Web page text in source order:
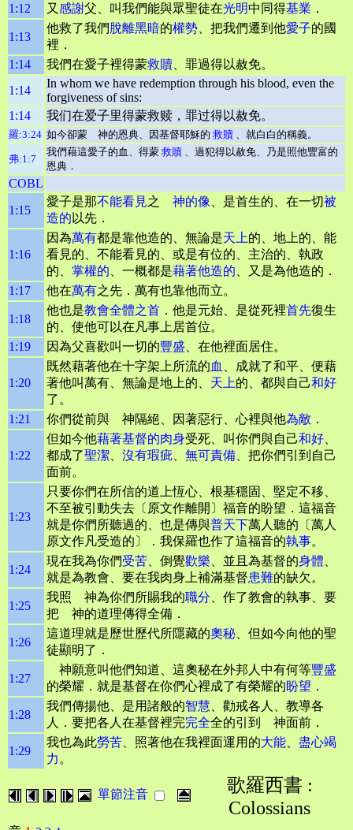
1:12
又 感謝父、叫我們能與眾聖徒在光明中同得基業 ．
1:13
他救了我們脫離黑暗的權勢 、把我們遷到他愛子的國
裡．
1:14
我們在愛子裡得蒙救贖 、罪過得以赦免。
1:14
In whom we have redemption through his blood, even the
forgiveness of sins:
1:14
我们在爱子里得蒙救赎，罪过得以赦免。
羅:3:24 如今卻蒙 神的恩典、因基督耶穌的 救贖 、就白白的稱義。
弗:1:7
我們藉這愛子的血、得蒙 救贖 、過犯得以赦免、乃是照他豐富的
恩典．
COBL
1:15
愛子是那不能看見之 神的像 、是首生的、在一切被
造的 以先．
1:16
因為萬有都是靠他造的、無論是天上的、地上的、能
看見的、不能看見的、或是有位的、主治的、執政
的、 掌權的 、一概都是藉著他造的 、又是為他造的．
1:17
他在萬有之先．萬有也靠他而立。
1:18
他也是教會全體之首 ．他是元始、是從死裡首先復生
的、使他可以在凡事上居首位。
1:19
因為父喜歡叫一切的豐盛 、在他裡面居住。
1:20
既然藉著他在十字架上所流的血
、成就了和平、便藉
著他叫萬有、無論是地上的、 天上的、都與自己和好
了。
1:21
你們從前與 神隔絕、因著惡行、心裡與他為敵 ．
1:22
但如今他藉著基督的肉身受死、叫你們與自己和好
都成了聖潔 沒有瑕疵 無可責備 、把你們引到自己
面前。
1:23
只要你們在所信的道上恆心、根基穩固、堅定不移、
不至被引動失去〔原文作離開〕福音的盼望．這福音
就是你們所聽過的、也是傳與普天下萬人聽的〔萬人
原文作凡受造的〕．我保羅也作了這福音的執事。
1:24
現在我為你們受苦 、倒覺歡樂 、並且為基督的身體
就是為教會、要在我肉身上補滿基督患難的缺欠。
1:25
我照 神為你們所賜我的職分 、作了教會的執事、要
把 神的道理傳得全備．
1:26
這道理就是歷世歷代所隱藏的奧秘 、但如今向他的聖
徒顯明了．
1:27
神願意叫他們知道、這奧秘在外邦人中有何等豐盛
的榮耀．就是基督在你們心裡成了有榮耀的盼望 ．
1:28
我們傳揚他、是用諸般的智慧 、勸戒各人、教導各
人．要把各人在基督裡完完全全的引到 神面前．
1:29
我也為此勞苦 、照著他在我裡面運用的大能 盡心竭
力 。
單節注音
歌羅西書 :
Colossians